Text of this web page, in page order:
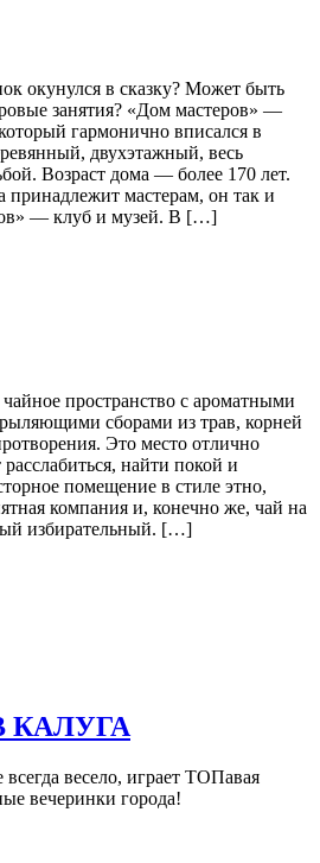
окунулся в сказку? Может быть
занятия? «Дом мастеров» —
гармонично вписался в
двухэтажный, весь
Возраст дома — более 170 лет.
принадлежит мастерам, он так и
— клуб и музей. В […]
пространство с ароматными
сборами из трав, корней
Это место отлично
найти покой и
помещение в стиле этно,
компания и, конечно же, чай на
избирательный. […]
КАЛУГА
весело, играет ТОПавая
вечеринки города!